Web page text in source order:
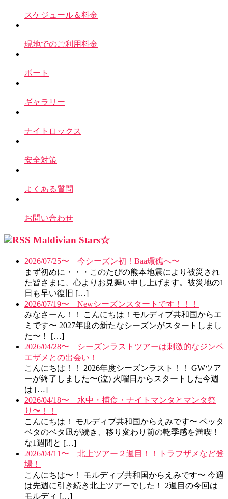
スケジュール＆料金
現地でのご利用料金
ボート
ギャラリー
ナイトロックス
安全対策
よくある質問
お問い合わせ
Maldivian Stars☆
2026/07/25〜 今シーズン初！Baa環礁へ〜
まず初めに・・・このたびの熊本地震により被災され
た皆さまに、心よりお見舞い申し上げます。被災地の1
日も早い復旧 […]
2026/07/19〜 Newシーズンスタートです！！！
みなさーん！！ こんにちは！モルディブ共和国からエ
ミです〜 2027年度の新たなシーズンがスタートしまし
た〜！ […]
2026/04/28〜 シーズンラストツアーは刺激的なジンベ
エザメとの出会い！
こんにちは！！ 2026年度シーズンラスト！！ GWツア
ーが終了しました〜(泣) 火曜日からスタートした今週
は […]
2026/04/18〜 水中・捕食・ナイトマンタとマンタ祭
り〜！！
こんにちは！ モルディブ共和国からえみです〜 ベッタ
ベタのベタ凪が続き、移り変わり前の乾季感を満喫！
な1週間と […]
2026/04/11〜 北上ツアー２週目！！トラフザメなど登
場！
こんにちは〜！ モルディブ共和国からえみです〜 今週
は先週に引き続き北上ツアーでした！ 2週目の今回は
モルディ […]